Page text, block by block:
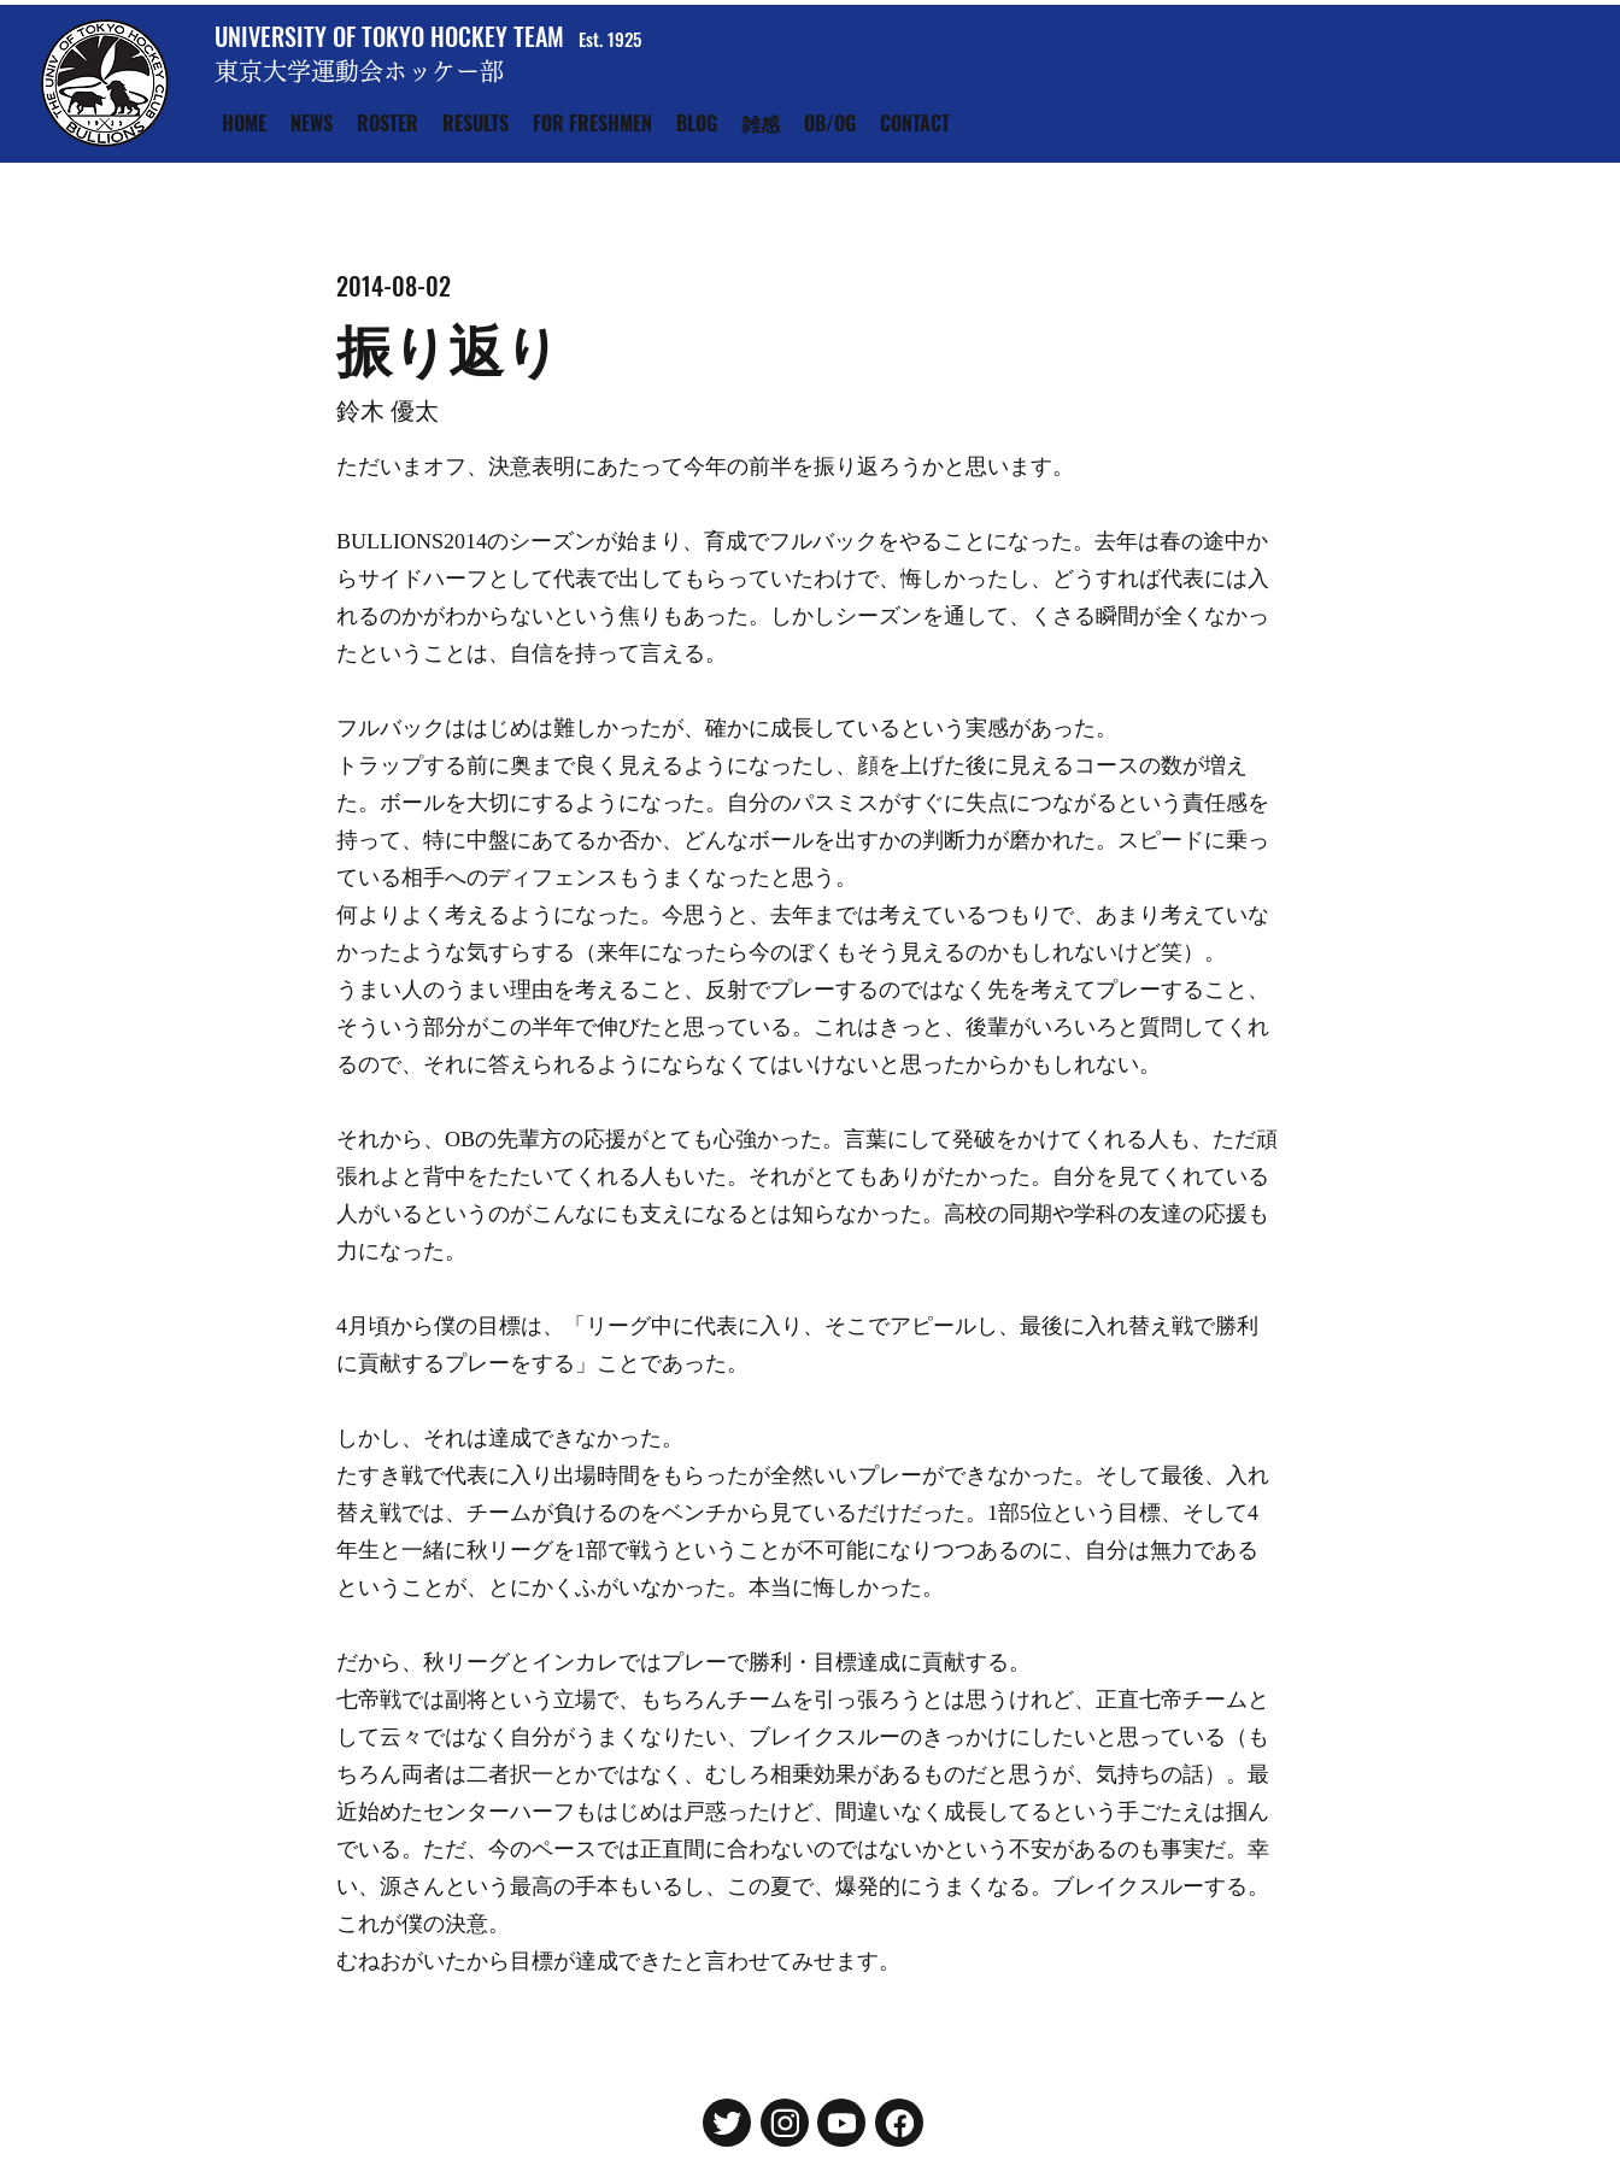
UNIVERSITY OF TOKYO HOCKEY TEAM
東京大学運動会ホッケー部
Est. 1925
HOME NEWS ROSTER RESULTS FOR FRESHMEN BLOG 雑感 OB/OG CONTACT
2014-08-02
振り返り
鈴木 優太
ただいまオフ、決意表明にあたって今年の前半を振り返ろうかと思います。
BULLIONS2014のシーズンが始まり、育成でフルバックをやることになった。去年は春の途中か
らサイドハーフとして代表で出してもらっていたわけで、悔しかったし、どうすれば代表には入
れるのかがわからないという焦りもあった。しかしシーズンを通して、くさる瞬間が全くなかっ
たということは、自信を持って言える。
フルバックははじめは難しかったが、確かに成長しているという実感があった。
トラップする前に奥まで良く見えるようになったし、顔を上げた後に見えるコースの数が増え
た。ボールを大切にするようになった。自分のパスミスがすぐに失点につながるという責任感を
持って、特に中盤にあてるか否か、どんなボールを出すかの判断力が磨かれた。スピードに乗っ
ている相手へのディフェンスもうまくなったと思う。
何よりよく考えるようになった。今思うと、去年までは考えているつもりで、あまり考えていな
かったような気すらする（来年になったら今のぼくもそう見えるのかもしれないけど笑）。
うまい人のうまい理由を考えること、反射でプレーするのではなく先を考えてプレーすること、
そういう部分がこの半年で伸びたと思っている。これはきっと、後輩がいろいろと質問してくれ
るので、それに答えられるようにならなくてはいけないと思ったからかもしれない。
それから、OBの先輩方の応援がとても心強かった。言葉にして発破をかけてくれる人も、ただ頑
張れよと背中をたたいてくれる人もいた。それがとてもありがたかった。自分を見てくれている
人がいるというのがこんなにも支えになるとは知らなかった。高校の同期や学科の友達の応援も
力になった。
4月頃から僕の目標は、「リーグ中に代表に入り、そこでアピールし、最後に入れ替え戦で勝利
に貢献するプレーをする」ことであった。
しかし、それは達成できなかった。
たすき戦で代表に入り出場時間をもらったが全然いいプレーができなかった。そして最後、入れ
替え戦では、チームが負けるのをベンチから見ているだけだった。1部5位という目標、そして4
年生と一緒に秋リーグを1部で戦うということが不可能になりつつあるのに、自分は無力である
ということが、とにかくふがいなかった。本当に悔しかった。
だから、秋リーグとインカレではプレーで勝利・目標達成に貢献する。
七帝戦では副将という立場で、もちろんチームを引っ張ろうとは思うけれど、正直七帝チームと
して云々ではなく自分がうまくなりたい、ブレイクスルーのきっかけにしたいと思っている（も
ちろん両者は二者択一とかではなく、むしろ相乗効果があるものだと思うが、気持ちの話）。最
近始めたセンターハーフもはじめは戸惑ったけど、間違いなく成長してるという手ごたえは掴ん
でいる。ただ、今のペースでは正直間に合わないのではないかという不安があるのも事実だ。幸
い、源さんという最高の手本もいるし、この夏で、爆発的にうまくなる。ブレイクスルーする。
これが僕の決意。
むねおがいたから目標が達成できたと言わせてみせます。